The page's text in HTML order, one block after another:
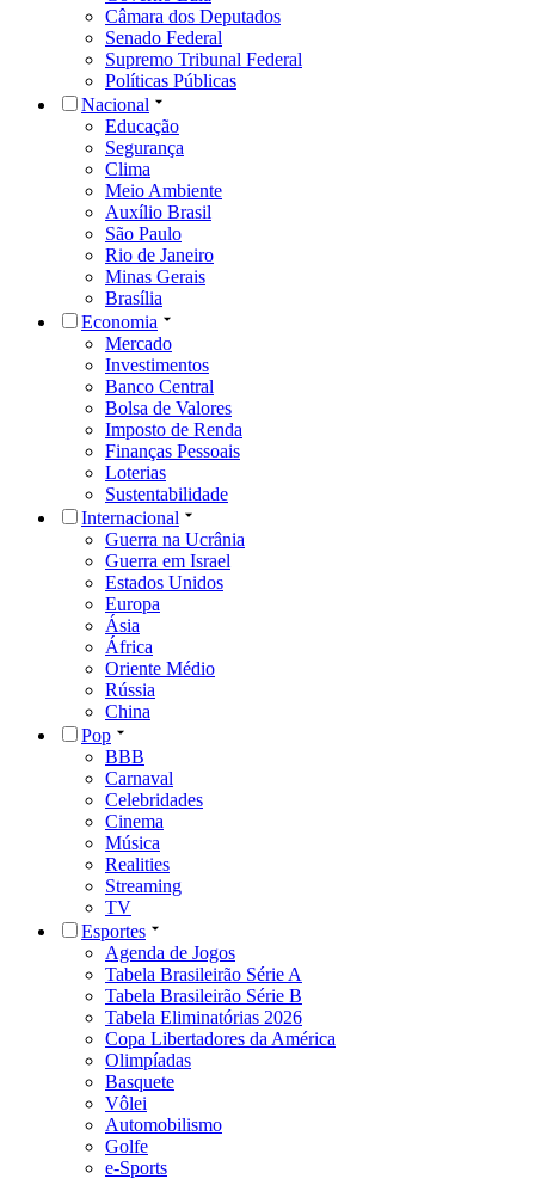
Câmara dos Deputados
Senado Federal
Supremo Tribunal Federal
Políticas Públicas
Nacional
Educação
Segurança
Clima
Meio Ambiente
Auxílio Brasil
São Paulo
Rio de Janeiro
Minas Gerais
Brasília
Economia
Mercado
Investimentos
Banco Central
Bolsa de Valores
Imposto de Renda
Finanças Pessoais
Loterias
Sustentabilidade
Internacional
Guerra na Ucrânia
Guerra em Israel
Estados Unidos
Europa
Ásia
África
Oriente Médio
Rússia
China
Pop
BBB
Carnaval
Celebridades
Cinema
Música
Realities
Streaming
TV
Esportes
Agenda de Jogos
Tabela Brasileirão Série A
Tabela Brasileirão Série B
Tabela Eliminatórias 2026
Copa Libertadores da América
Olimpíadas
Basquete
Vôlei
Automobilismo
Golfe
e-Sports